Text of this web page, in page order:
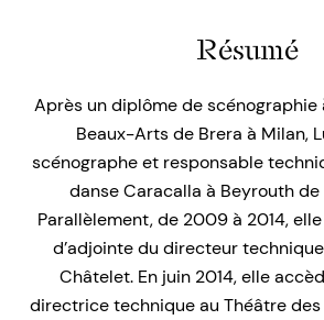
Résumé
Après un diplôme de scénographie
Beaux-Arts de Brera à Milan,
scénographe et responsable
danse Caracalla à Beyrouth de
Parallèlement, de 2009 à 2014,
d’adjointe du directeur
Châtelet. En juin 2014, elle
directrice technique au Théâtre